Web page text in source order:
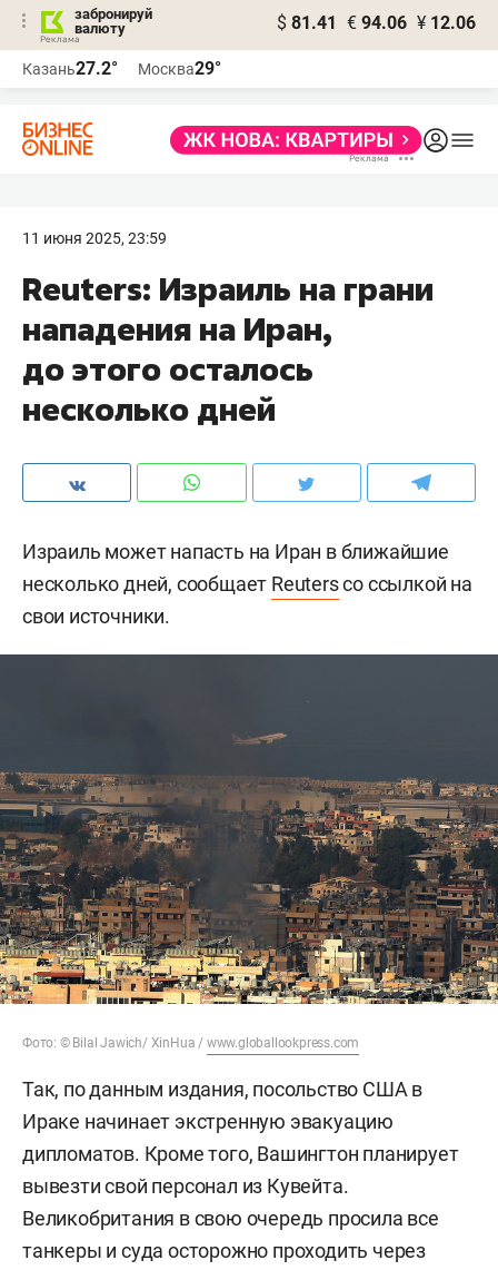
забронируй
валюту
$ 81.41 € 94.06 ¥ 12.06
Казань27.2° Москва29°
11 июня 2025, 23:59
Reuters: Израиль на грани
нападения на Иран,
до этого осталось
несколько дней
Израиль может напасть на Иран в ближайшие
несколько дней, сообщает Reutersсо ссылкой на
свои источники.
Фото: © Bilal Jawich/ XinHua / www.globallookpress.com
Так, по данным издания, посольство США в
Ираке начинает экстренную эвакуацию
дипломатов. Кроме того, Вашингтон планирует
вывезти свой персонал из Кувейта.
Великобритания в свою очередь просила все
танкеры и суда осторожно проходить через